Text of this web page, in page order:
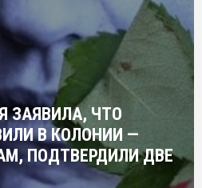
ЗАЯВИЛА, ЧТО
В КОЛОНИИ —
ПОДТВЕРДИЛИ ДВЕ